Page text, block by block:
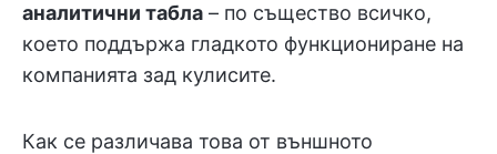
аналитични табла – по същество всичко,
което поддържа гладкото функциониране на
компанията зад кулисите.
Как се различава това от външното